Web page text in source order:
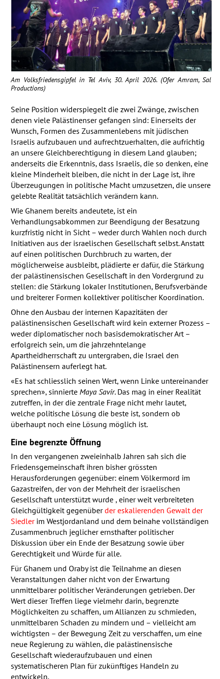
Am Volksfriedensgipfel in Tel Aviv, 30. April 2026. (Ofer Amram, Sal
Productions)
Seine Position widerspiegelt die zwei Zwänge, zwischen
denen viele Palästinenser gefangen sind: Einerseits der
Wunsch, Formen des Zusammenlebens mit jüdischen
Israelis aufzubauen und aufrechtzuerhalten, die aufrichtig
an unsere Gleichberechtigung in diesem Land glauben;
anderseits die Erkenntnis, dass Israelis, die so denken, eine
kleine Minderheit bleiben, die nicht in der Lage ist, ihre
Überzeugungen in politische Macht umzusetzen, die unsere
gelebte Realität tatsächlich verändern kann.
Wie Ghanem bereits andeutete, ist ein
Verhandlungsabkommen zur Beendigung der Besatzung
kurzfristig nicht in Sicht – weder durch Wahlen noch durch
Initiativen aus der israelischen Gesellschaft selbst. Anstatt
auf einen politischen Durchbruch zu warten, der
möglicherweise ausbleibt, plädierte er dafür, die Stärkung
der palästinensischen Gesellschaft in den Vordergrund zu
stellen: die Stärkung lokaler Institutionen, Berufsverbände
und breiterer Formen kollektiver politischer Koordination.
Ohne den Ausbau der internen Kapazitäten der
palästinensischen Gesellschaft wird kein externer Prozess –
weder diplomatischer noch basisdemokratischer Art –
erfolgreich sein, um die jahrzehntelange
Apartheidherrschaft zu untergraben, die Israel den
Palästinensern auferlegt hat.
«Es hat schliesslich seinen Wert, wenn Linke untereinander
sprechen», sinnierte Maya Savir. Das mag in einer Realität
zutreffen, in der die zentrale Frage nicht mehr lautet,
welche politische Lösung die beste ist, sondern ob
überhaupt noch eine Lösung möglich ist.
Eine begrenzte Öffnung
In den vergangenen zweieinhalb Jahren sah sich die
Friedensgemeinschaft ihren bisher grössten
Herausforderungen gegenüber: einem Völkermord im
Gazastreifen, der von der Mehrheit der israelischen
Gesellschaft unterstützt wurde , einer weit verbreiteten
Gleichgültigkeit gegenüberder eskalierenden Gewalt der
Siedlerim Westjordanland und dem beinahe vollständigen
Zusammenbruch jeglicher ernsthafter politischer
Diskussion über ein Ende der Besatzung sowie über
Gerechtigkeit und Würde für alle.
Für Ghanem und Oraby ist die Teilnahme an diesen
Veranstaltungen daher nicht von der Erwartung
unmittelbarer politischer Veränderungen getrieben. Der
Wert dieser Treffen liege vielmehr darin, begrenzte
Möglichkeiten zu schaffen, um Allianzen zu schmieden,
unmittelbaren Schaden zu mindern und – vielleicht am
wichtigsten – der Bewegung Zeit zu verschaffen, um eine
neue Regierung zu wählen, die palästinensische
Gesellschaft wiederaufzubauen und einen
systematischeren Plan für zukünftiges Handeln zu
entwickeln.